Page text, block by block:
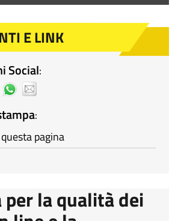
E LINK
Social:
:
pagina
la qualità dei